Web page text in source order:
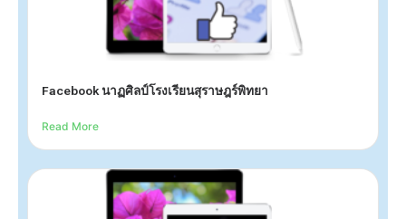
Facebook นาฏศิลป์โรงเรียนสุราษฎร์พิทยา
Read More